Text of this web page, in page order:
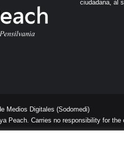
ciudadana, al
Medios Digitales (Sodomedi)
Peach. Carries no responsibility for